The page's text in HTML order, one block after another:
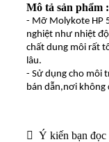
Mô tả sản phẩm :
- Mỡ Molykote HP
nghiệt như nhiệt
chất dung môi rất
lâu.
- Sử dụng cho môi
bán dẫn,nơi không
Ý kiến bạn đọc